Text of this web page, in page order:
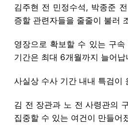
김주현 전 민정수석, 박종준
증할 관련자들을 줄줄이 불러
영장으로 확보할 수 있는 구
기간은 최대 6개월까지 늘어납
사실상 수사 기간 내내 특검이
김 전 장관과 노 전 사령관의
집중할 수 있는 여건이 만들어